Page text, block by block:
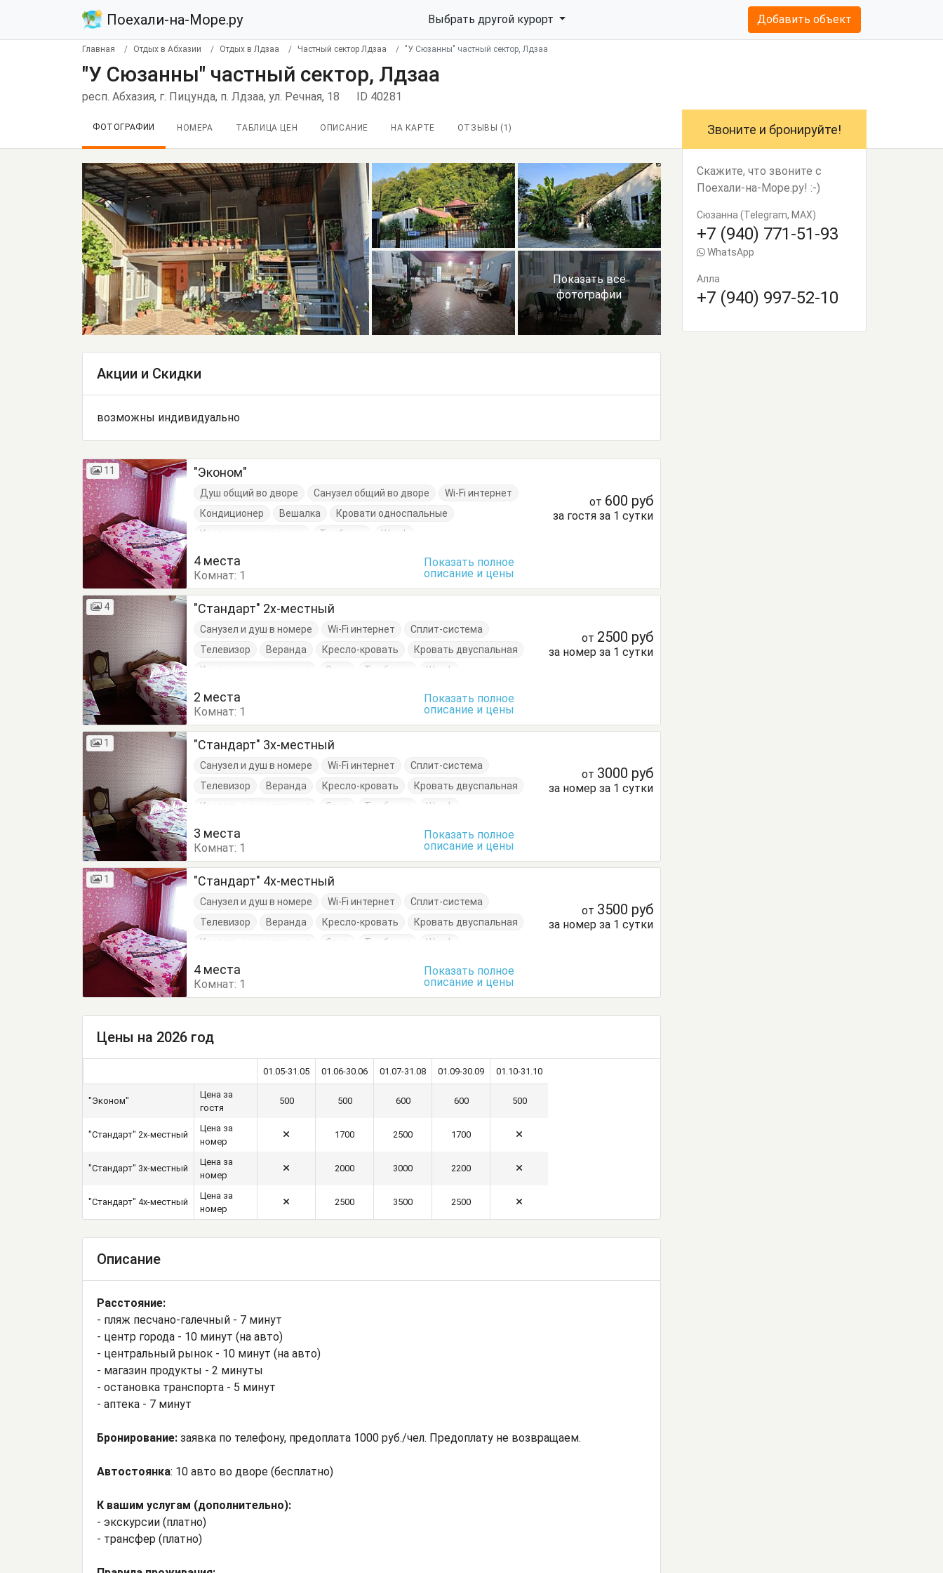
Поехали-на-Море.ру Выбрать другой курорт Добавить объект
Главная Отдых в Абхазии Отдых в Лдзаа Частный сектор Лдзаа "У Сюзанны" частный сектор, Лдзаа
"У Сюзанны" частный сектор, Лдзаа
респ. Абхазия, г. Пицунда, п. Лдзаа, ул. Речная, 18 ID 40281
ФОТОГРАФИИ НОМЕРА ТАБЛИЦА ЦЕН ОПИСАНИЕ НА КАРТЕ ОТЗЫВЫ ( 1)
Показать все
фотографии
Акции и Скидки
возможны индивидуально
11 "Эконом"
Душ общий во дворе Санузел общий во дворе
Wi-Fi интернет
Кондиционер
Вешалка
Кровати односпальные
Кровать двуспальная
Тумбочки Шкаф
от 600 руб
за гостя за 1 сутки
4 места
Комнат: 1
Показать полное
описание и цены
4 "Стандарт" 2х-местный
Санузел и душ в номере Wi-Fi интернет
Сплит-система
Телевизор
Веранда Кресло-кровать
Кровать двуспальная
Кровать односпальная
Стол Тумбочки Шкаф
от 2500 руб
за номер за 1 сутки
2 места
Комнат: 1
Показать полное
описание и цены
1 "Стандарт" 3х-местный
Санузел и душ в номере Wi-Fi интернет
Сплит-система
Телевизор
Веранда Кресло-кровать
Кровать двуспальная
Кровать односпальная
Стол Тумбочки Шкаф
от 3000 руб
за номер за 1 сутки
3 места
Комнат: 1
Показать полное
описание и цены
1 "Стандарт" 4х-местный
Санузел и душ в номере Wi-Fi интернет
Сплит-система
Телевизор
Веранда Кресло-кровать
Кровать двуспальная
Кровать односпальная
Стол Тумбочки Шкаф
от 3500 руб
за номер за 1 сутки
4 места
Комнат: 1
Показать полное
описание и цены
Цены на 2026 год
01.05-31.05 01.06-30.06 01.07-31.08 01.09-30.09 01.10-31.10
"Эконом"
Цена за
гостя
500 500 600 600 500
"Стандарт" 2х-местный
Цена за
номер
1700 2500 1700
"Стандарт" 3х-местный
Цена за
номер
2000 3000 2200
"Стандарт" 4х-местный
Цена за
номер
2500 3500 2500
Описание
Расстояние:
- пляж песчано-галечный - 7 минут
- центр города - 10 минут (на авто)
- центральный рынок - 10 минут (на авто)
- магазин продукты - 2 минуты
- остановка транспорта - 5 минут
- аптека - 7 минут
Бронирование: заявка по телефону, предоплата 1000 руб./чел. Предоплату не возвращаем.
Автостоянка: 10 авто во дворе (бесплатно)
К вашим услугам (дополнительно):
- экскурсии (платно)
- трансфер (платно)
Звоните и бронируйте!
Скажите, что звоните с
Поехали-на-Море.ру! :-)
Сюзанна (Telegram, MAX)
+7 (940) 771-51-93
WhatsApp
Алла
+7 (940) 997-52-10